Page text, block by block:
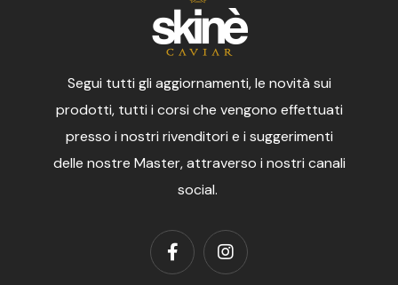
Segui tutti gli aggiornamenti, le novità sui
prodotti, tutti i corsi che vengono effettuati
presso i nostri rivenditori e i suggerimenti
delle nostre Master, attraverso i nostri canali
social.